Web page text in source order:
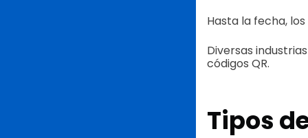
Hasta la fecha,
Diversas
códigos QR.
Tipos